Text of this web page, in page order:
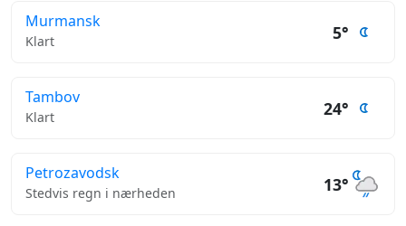
Murmansk
Klart 5°
Tambov
Klart 24°
Petrozavodsk
Stedvis regn i nærheden 13°